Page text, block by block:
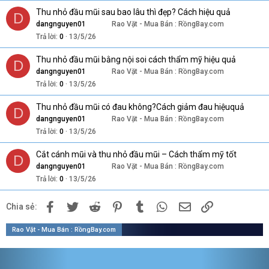
D Thu nhỏ đầu mũi sau bao lâu thì đẹp? Cách hiệu quả
dangnguyen01
Rao Vặt - Mua Bán : RồngBay.com
Trả lời 0 13/5/26
D Thu nhỏ đầu mũi bằng nội soi cách thẩm mỹ hiệu quả
dangnguyen01
Rao Vặt - Mua Bán : RồngBay.com
Trả lời 0 13/5/26
D Thu nhỏ đầu mũi có đau không?Cách giảm đau hiệuquả
dangnguyen01
Rao Vặt - Mua Bán : RồngBay.com
Trả lời 0 13/5/26
D Cắt cánh mũi và thu nhỏ đầu mũi – Cách thẩm mỹ tốt
dangnguyen01
Rao Vặt - Mua Bán : RồngBay.com
Trả lời 0 13/5/26
Chia sẻ: Facebook
Twitter Reddit PinterestTumblr WhatsApp
Email
Rao Vặt - Mua Bán : RồngBay.com